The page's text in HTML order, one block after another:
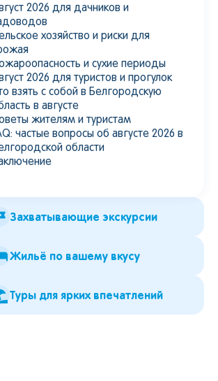
2026 для дачников и
хозяйство и риски для
и сухие периоды
2026 для туристов и прогулок
взять с собой в Белгородскую
в августе
жителям и туристам
частые вопросы об августе 2026 в
области
Захватывающие экскурсии
Жильё по вашему вкусу
Туры для ярких впечатлений